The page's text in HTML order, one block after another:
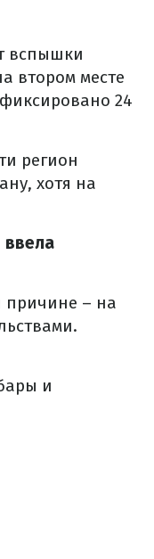
вспышки
втором месте
24
регион
хотя на
ввела
причине – на
и